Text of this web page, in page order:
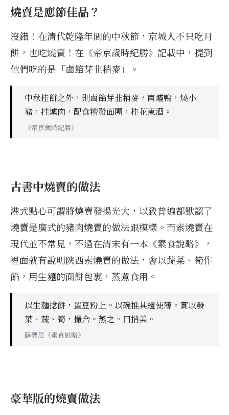
燒賣是應節佳品？
沒錯！在清代乾隆年間的中秋節，京城人不只吃月
餅，也吃燒賣！在《帝京歲時紀勝》記載中，提到
他們吃的是「鹵餡芽韭稍麥」。
中秋桂餅之外，則鹵餡芽韭稍麥，南爐鴨，燒小
豬，挂爐肉，配食糟發面團，桂花東酒。
《帝京歲時紀勝》
古書中燒賣的做法
港式點心可謂將燒賣發揚光大，以致普遍都默認了
燒賣是廣式的豬肉燒賣的做法跟模樣。而素燒賣在
現代並不常見，不過在清末有一本《素食說略》，
裡面就有說明陝西素燒賣的做法，會以蔬菜、筍作
餡，用生麵的面餅包裹，蒸煮食用。
以生麵捻餅，置豆粉上。以碗推其邊使薄。實以發
菜、蔬、筍，撮合。蒸之。曰捎美。
薛寶辰《素食說略》
豪華版的燒賣做法